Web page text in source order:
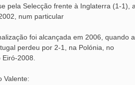
pela Selecção frente à Inglaterra (1-1),
num particular
foi alcançada em 2006, quando a
perdeu por 2-1, na Polónia, no
2008.
Valente: